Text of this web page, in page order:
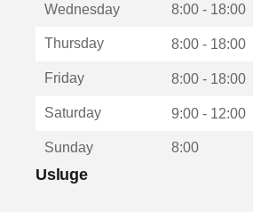
u
Wednesday 8:00 - 18:00
Thursday 8:00 - 18:00
Friday 8:00 - 18:00
Saturday 9:00 - 12:00
Sunday 8:00
Usluge